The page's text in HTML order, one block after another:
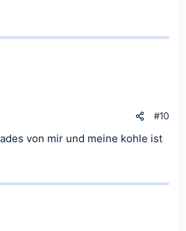
#10
von mir und meine kohle ist